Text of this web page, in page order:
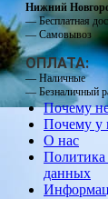
Нижний
— Бесплатная
— Самовывоз
ОПЛАТА:
— Наличные
— Безналичный
Почему
Почему у
О нас
Политика
данных